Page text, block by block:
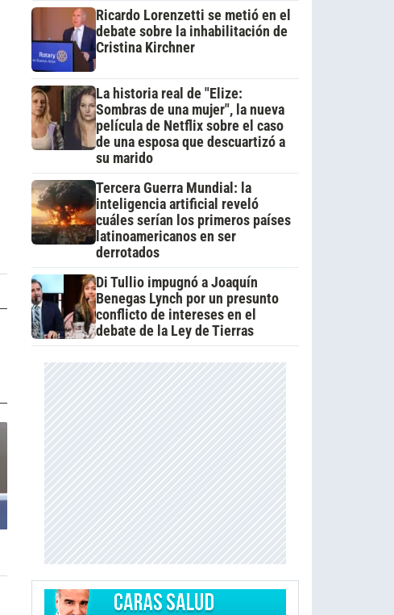
Ricardo Lorenzetti se metió en el
debate sobre la inhabilitación de
Cristina Kirchner
La historia real de "Elize:
Sombras de una mujer", la nueva
película de Netflix sobre el caso
de una esposa que descuartizó a
su marido
Tercera Guerra Mundial: la
inteligencia artificial reveló
cuáles serían los primeros países
latinoamericanos en ser
derrotados
Di Tullio impugnó a Joaquín
Benegas Lynch por un presunto
conflicto de intereses en el
debate de la Ley de Tierras